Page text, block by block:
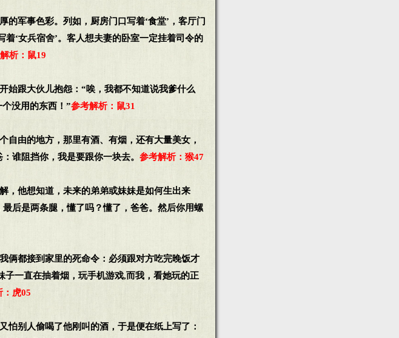
军事色彩。列如，厨房门口写着‘食堂’，客厅门
着‘女兵宿舍’。客人想夫妻的卧室一定挂着司令的
析：鼠19
始跟大伙儿抱怨：“唉，我都不知道说我爹什么
没用的东西！”参考解析：鼠31
自由的地方，那里有酒、有烟，还有大量美女，
谁阻挡你，我是要跟你一块去。参考解析：猴47
，他想知道，未来的弟弟或妹妹是如何生出来
后是两条腿，懂了吗？懂了，爸爸。然后你用螺
俩都接到家里的死命令：必须跟对方吃完晚饭才
一直在抽着烟，玩手机游戏,而我，看她玩的正
：虎05
怕别人偷喝了他刚叫的酒，于是便在纸上写了：